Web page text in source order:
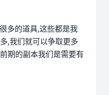
多的道具,这些都是我
,我们就可以争取更多
期的副本我们是需要有